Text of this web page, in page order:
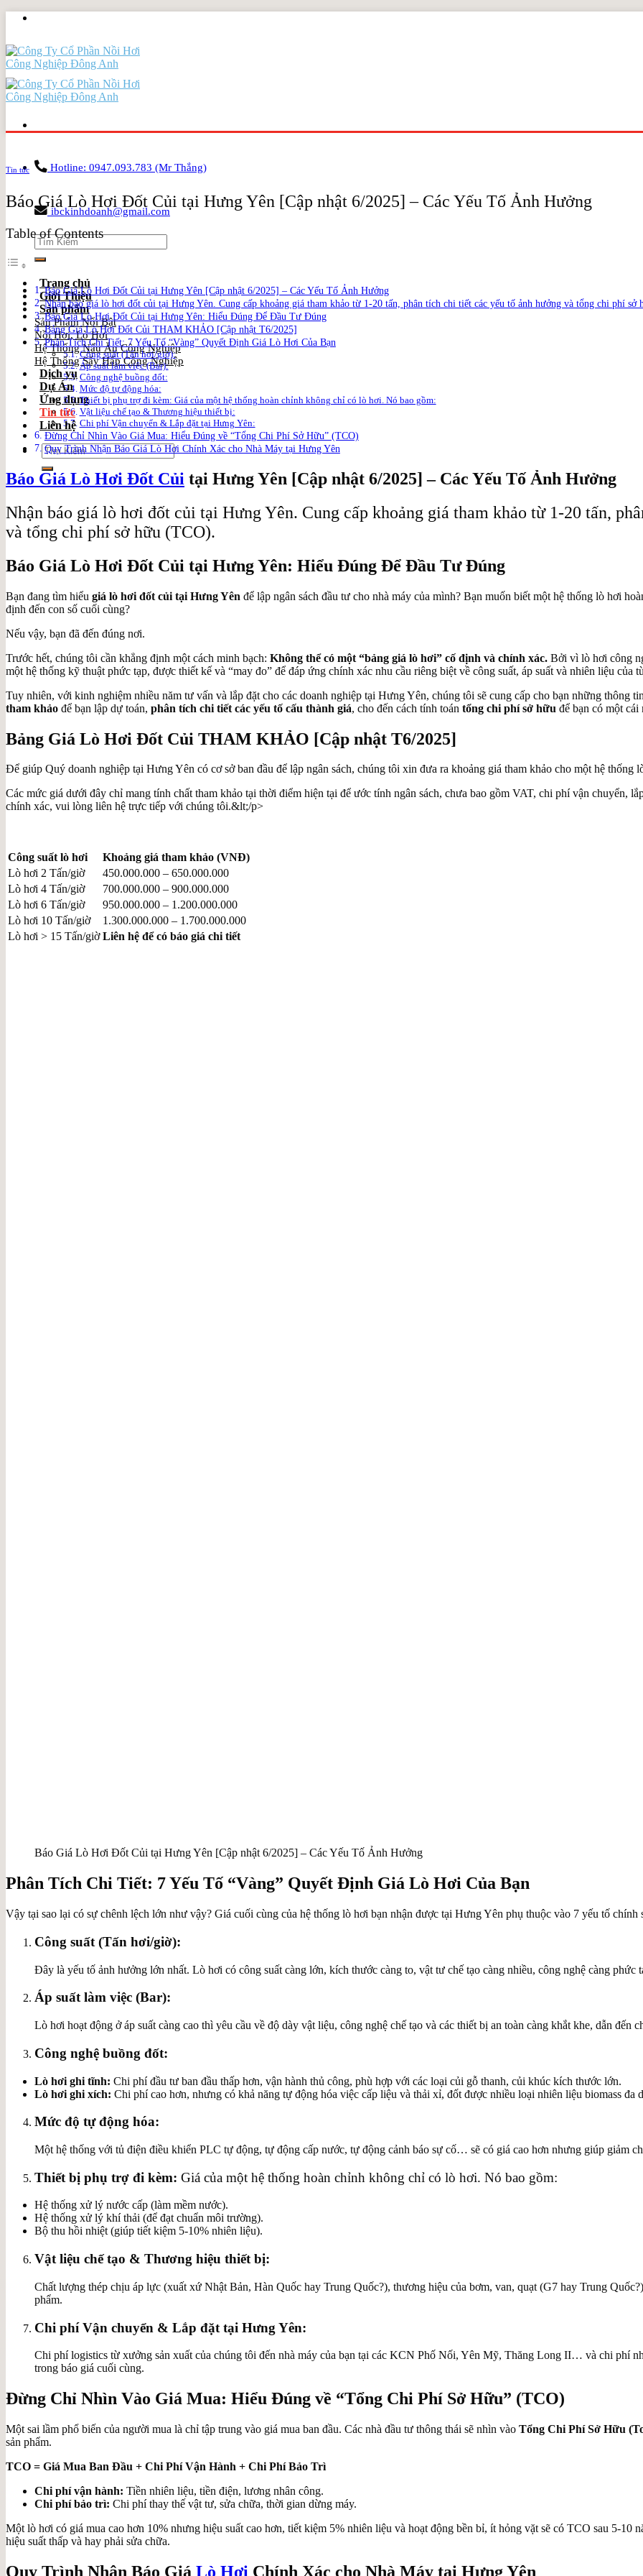
Skip
content
Hotline: 0947.093.783 (Mr Thắng)
ibckinhdoanh@gmail.com
Search
for:
Trang chủ
Giới Thiệu
Sản phẩm
Sản Phẩm Nổi Bật
Nồi Hơi, Lò Hơi
Hệ Thống Nấu Ăn Công Nghiệp
Hệ Thống Sấy Hấp Công Nghiệp
Dịch vụ
Dự Án
Ứng dụng
Tin tức
Liên hệ
Search
for:
Tin tức
Báo Giá Lò Hơi Đốt Củi tại Hưng Yên [Cập nhật 6/2025] – Các Yếu Tố Ảnh Hưởng
Table of Contents
Báo Giá Lò Hơi Đốt Củi tại Hưng Yên [Cập nhật 6/2025] – Các Yếu Tố Ảnh Hưởng
Nhận báo giá lò hơi đốt củi tại Hưng Yên. Cung cấp khoảng giá tham khảo từ 1-20 tấn, phân tích chi tiết các yếu tố ảnh hưởng và tổng chi phí sở
Báo Giá Lò Hơi Đốt Củi tại Hưng Yên: Hiểu Đúng Để Đầu Tư Đúng
Bảng Giá Lò Hơi Đốt Củi THAM KHẢO [Cập nhật T6/2025]
Phân Tích Chi Tiết: 7 Yếu Tố “Vàng” Quyết Định Giá Lò Hơi Của Bạn
Công suất (Tấn hơi/giờ):
Áp suất làm việc (Bar):
Công nghệ buồng đốt:
Mức độ tự động hóa:
Thiết bị phụ trợ đi kèm: Giá của một hệ thống hoàn chỉnh không chỉ có lò hơi. Nó bao gồm:
Vật liệu chế tạo & Thương hiệu thiết bị:
Chi phí Vận chuyển & Lắp đặt tại Hưng Yên:
Đừng Chỉ Nhìn Vào Giá Mua: Hiểu Đúng về “Tổng Chi Phí Sở Hữu” (TCO)
Quy Trình Nhận Báo Giá Lò Hơi Chính Xác cho Nhà Máy tại Hưng Yên
Báo Giá Lò Hơi Đốt Củi tại Hưng Yên [Cập nhật 6/2025] – Các Yếu Tố Ảnh Hưởng
Nhận báo giá lò hơi đốt củi tại Hưng Yên. Cung cấp khoảng giá tham khảo từ 1-20 tấn,
và tổng chi phí sở hữu (TCO).
Báo Giá Lò Hơi Đốt Củi tại Hưng Yên: Hiểu Đúng Để Đầu Tư Đúng
Bạn đang tìm hiểu giá lò hơi đốt củi tại Hưng Yên để lập ngân sách đầu tư cho nhà máy của mình? Bạn muốn biết một hệ thống lò hơi
định đến con số cuối cùng?
Nếu vậy, bạn đã đến đúng nơi.
Trước hết, chúng tôi cần khẳng định một cách minh bạch: Không thể có một “bảng giá lò hơi” cố định và chính xác. Bởi vì lò hơi công
một hệ thống kỹ thuật phức tạp, được thiết kế và “may đo” để đáp ứng chính xác nhu cầu riêng biệt về công suất, áp suất và nhiên liệu của
Tuy nhiên, với kinh nghiệm nhiều năm tư vấn và lắp đặt cho các doanh nghiệp tại Hưng Yên, chúng tôi sẽ cung cấp cho bạn những thông
tham khảo để bạn lập dự toán, phân tích chi tiết các yếu tố cấu thành giá, cho đến cách tính toán tổng chi phí sở hữu để bạn có một
Bảng Giá Lò Hơi Đốt Củi THAM KHẢO [Cập nhật T6/2025]
Để giúp Quý doanh nghiệp tại Hưng Yên có cơ sở ban đầu để lập ngân sách, chúng tôi xin đưa ra khoảng giá tham khảo cho một hệ thống
Các mức giá dưới đây chỉ mang tính chất tham khảo tại thời điểm hiện tại để ước tính ngân sách, chưa bao gồm VAT, chi phí vận chuyển,
chính xác, vui lòng liên hệ trực tiếp với chúng tôi.&lt;/p>
Công suất lò hơi
Khoảng giá tham khảo (VNĐ)
Lò hơi 2 Tấn/giờ
450.000.000 – 650.000.000
Lò hơi 4 Tấn/giờ
700.000.000 – 900.000.000
Lò hơi 6 Tấn/giờ
950.000.000 – 1.200.000.000
Lò hơi 10 Tấn/giờ
1.300.000.000 – 1.700.000.000
Lò hơi > 15 Tấn/giờ Liên hệ để có báo giá chi tiết
Báo Giá Lò Hơi Đốt Củi tại Hưng Yên [Cập nhật 6/2025] – Các Yếu Tố Ảnh Hưởng
Phân Tích Chi Tiết: 7 Yếu Tố “Vàng” Quyết Định Giá Lò Hơi Của Bạn
Vậy tại sao lại có sự chênh lệch lớn như vậy? Giá cuối cùng của hệ thống lò hơi bạn nhận được tại Hưng Yên phụ thuộc vào 7 yếu tố chính
Công suất (Tấn hơi/giờ):
Đây là yếu tố ảnh hưởng lớn nhất. Lò hơi có công suất càng lớn, kích thước càng to, vật tư chế tạo càng nhiều, công nghệ càng phức
Áp suất làm việc (Bar):
Lò hơi hoạt động ở áp suất càng cao thì yêu cầu về độ dày vật liệu, công nghệ chế tạo và các thiết bị an toàn càng khắt khe, dẫn đến
Công nghệ buồng đốt:
Lò hơi ghi tĩnh: Chi phí đầu tư ban đầu thấp hơn, vận hành thủ công, phù hợp với các loại củi gỗ thanh, củi khúc kích thước lớn.
Lò hơi ghi xích: Chi phí cao hơn, nhưng có khả năng tự động hóa việc cấp liệu và thải xỉ, đốt được nhiều loại nhiên liệu biomass đa
Mức độ tự động hóa:
Một hệ thống với tủ điện điều khiển PLC tự động, tự động cấp nước, tự động cảnh báo sự cố… sẽ có giá cao hơn nhưng giúp giảm
Thiết bị phụ trợ đi kèm: Giá của một hệ thống hoàn chỉnh không chỉ có lò hơi. Nó bao gồm:
Hệ thống xử lý nước cấp (làm mềm nước).
Hệ thống xử lý khí thải (để đạt chuẩn môi trường).
Bộ thu hồi nhiệt (giúp tiết kiệm 5-10% nhiên liệu).
Vật liệu chế tạo & Thương hiệu thiết bị:
Chất lượng thép chịu áp lực (xuất xứ Nhật Bản, Hàn Quốc hay Trung Quốc?), thương hiệu của bơm, van, quạt (G7 hay Trung
phẩm.
Chi phí Vận chuyển & Lắp đặt tại Hưng Yên:
Chi phí logistics từ xưởng sản xuất của chúng tôi đến nhà máy của bạn tại các KCN Phố Nối, Yên Mỹ, Thăng Long II… và chi phí
trong báo giá cuối cùng.
Đừng Chỉ Nhìn Vào Giá Mua: Hiểu Đúng về “Tổng Chi Phí Sở Hữu” (TCO)
Một sai lầm phổ biến của người mua là chỉ tập trung vào giá mua ban đầu. Các nhà đầu tư thông thái sẽ nhìn vào Tổng Chi Phí Sở Hữu
sản phẩm.
TCO = Giá Mua Ban Đầu + Chi Phí Vận Hành + Chi Phí Bảo Trì
Chi phí vận hành: Tiền nhiên liệu, tiền điện, lương nhân công.
Chi phí bảo trì: Chi phí thay thế vật tư, sửa chữa, thời gian dừng máy.
Một lò hơi có giá mua cao hơn 10% nhưng hiệu suất cao hơn, tiết kiệm 5% nhiên liệu và hoạt động bền bỉ, ít hỏng vặt sẽ có TCO sau 5-10
hiệu suất thấp và hay phải sửa chữa.
Quy Trình Nhận Báo Giá Lò Hơi Chính Xác cho Nhà Máy tại Hưng Yên